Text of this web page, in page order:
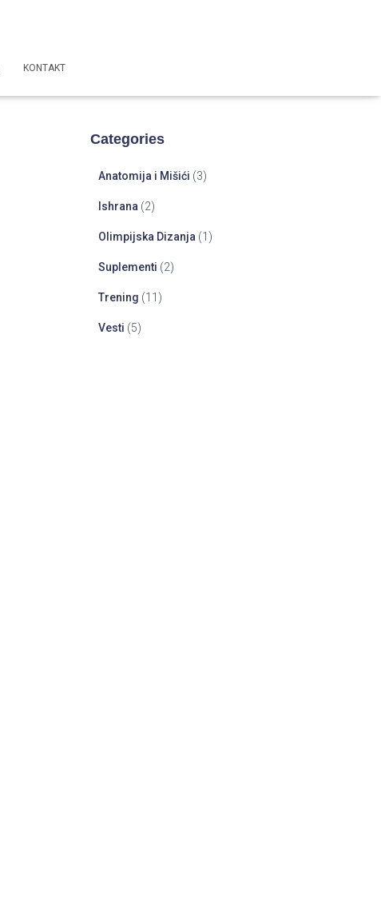
KONTAKT
Categories
Anatomija i Mišići (3)
Ishrana (2)
Olimpijska Dizanja (1)
Suplementi (2)
Trening (11)
Vesti (5)